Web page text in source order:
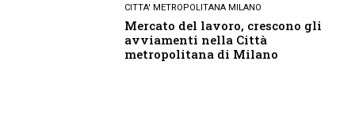
CITTA' METROPOLITANA MILANO
Mercato del lavoro, crescono gli
avviamenti nella Città
metropolitana di Milano